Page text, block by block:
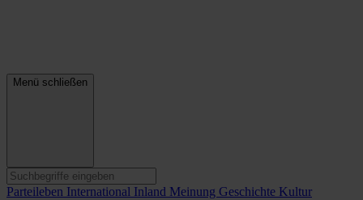
Menü schließen
Parteileben International Inland Meinung Geschichte Kultur